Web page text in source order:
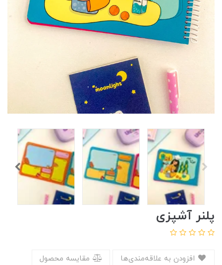
پلنر آشپزی
مقایسه محصول